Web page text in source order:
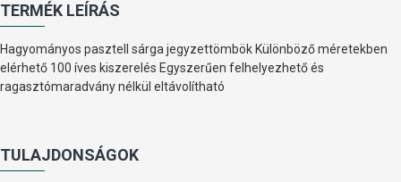
TERMÉK LEÍRÁS
Hagyományos pasztell sárga jegyzettömbök Különböző méretekben
elérhető 100 íves kiszerelés Egyszerűen felhelyezhető és
ragasztómaradvány nélkül eltávolítható
TULAJDONSÁGOK